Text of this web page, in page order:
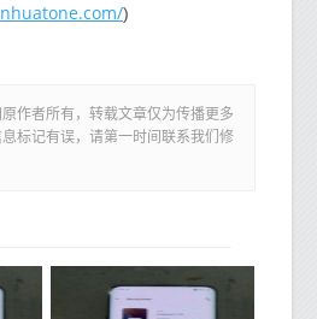
)
作者所有，转载文章仅为传播更多
标记有误，请第一时间联系我们修